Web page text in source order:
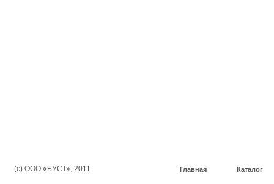
(с) ООО «БУСТ», 2011 Главная Каталог